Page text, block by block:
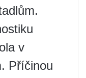
v
Příčinou